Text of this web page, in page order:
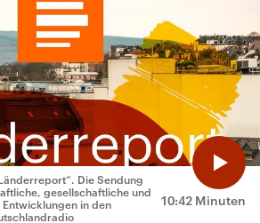
10:42 Minuten
Die Sendung
gesellschaftliche und
in den